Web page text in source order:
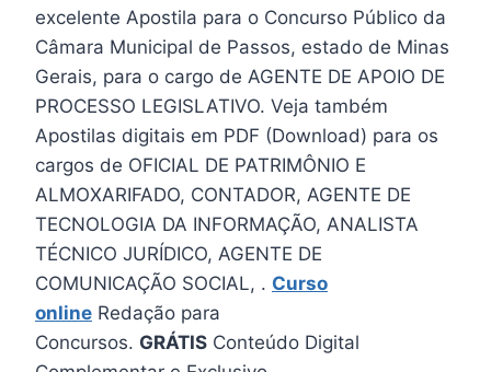
excelente Apostila para o Concurso Público da
Câmara Municipal de Passos, estado de Minas
Gerais, para o cargo de AGENTE DE APOIO DE
PROCESSO LEGISLATIVO. Veja também
Apostilas digitais em PDF (Download) para os
cargos de OFICIAL DE PATRIMÔNIO E
ALMOXARIFADO, CONTADOR, AGENTE DE
TECNOLOGIA DA INFORMAÇÃO, ANALISTA
TÉCNICO JURÍDICO, AGENTE DE
COMUNICAÇÃO SOCIAL, . Curso
online Redação para
Concursos. GRÁTIS Conteúdo Digital